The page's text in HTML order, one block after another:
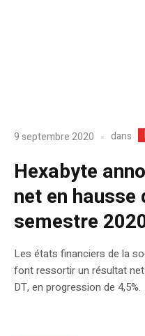
9 septembre 2020 dans
Hexabyte
net en hausse
semestre
Les états financiers de la
font ressortir un résultat
DT, en progression de 4,5%.